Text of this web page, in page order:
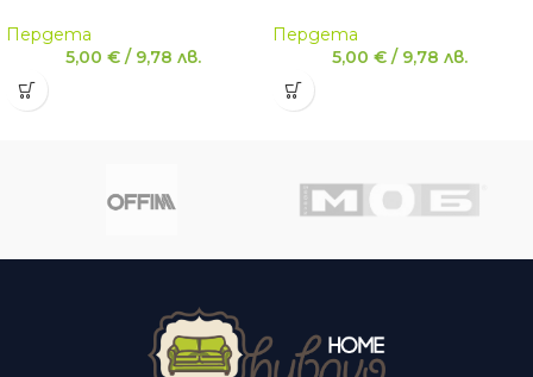
Пердета
5,00 € / 9,78 лв.
Пердета
5,00 € / 9,78 лв.